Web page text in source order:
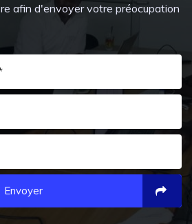
afin d'envoyer votre préocupation
Envoyer